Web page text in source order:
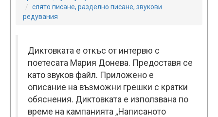
слято писане, разделно писане, звукови
редувания
Диктовката е откъс от интервю с
поетесата Мария Донева. Предоставя се
като звуков файл. Приложено е
описание на възможни грешки с кратки
обяснения. Диктовката е използвана по
време на кампанията „Написаното